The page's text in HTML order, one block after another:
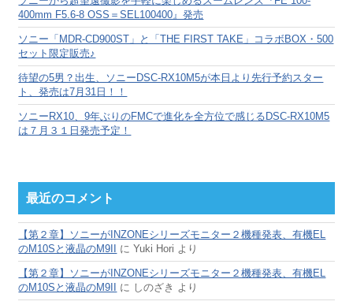
400mm F5.6-8 OSS＝SEL100400』発売
ソニー「MDR-CD900ST」と「THE FIRST TAKE」コラボBOX・500
セット限定販売♪
待望の5男？出生、ソニーDSC-RX10M5が本日より先行予約スター
ト、発売は7月31日！！
ソニーRX10、9年ぶりのFMCで進化を全方位で感じるDSC-RX10M5
は７月３１日発売予定！
最近のコメント
【第２章】ソニーがINZONEシリーズモニター２機種発表、有機EL
のM10Sと液晶のM9II
にYuki Hori より
【第２章】ソニーがINZONEシリーズモニター２機種発表、有機EL
のM10Sと液晶のM9II
に しのざき より